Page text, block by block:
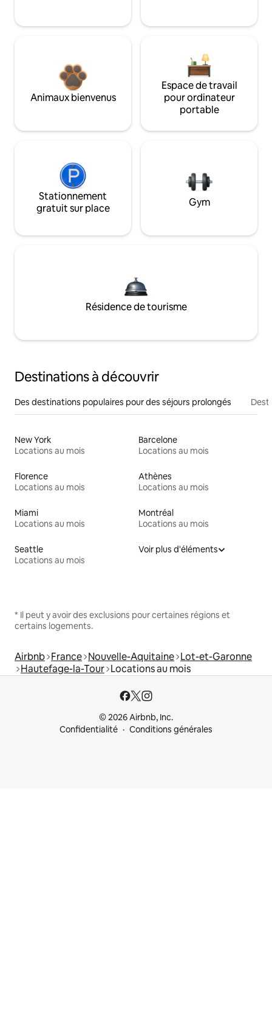
Animaux bienvenus
Espace de travail
pour ordinateur
portable
Stationnement
gratuit sur place
Gym
Résidence de tourisme
Destinations à découvrir
Des destinations populaires pour des séjours prolongés
New York
Locations au mois
Barcelone
Locations au mois
Florence
Locations au mois
Athènes
Locations au mois
Miami
Locations au mois
Montréal
Locations au mois
Seattle
Locations au mois
Voir plus d'éléments
* Il peut y avoir des exclusions pour certaines régions et
certains logements.
Airbnb France Nouvelle-Aquitaine Lot-et-Garonne
Hautefage-la-Tour Locations au mois
© 2026 Airbnb, Inc.
Confidentialité
Conditions générales